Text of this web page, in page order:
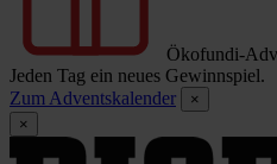
Ökofundi-
Jeden Tag ein neues Gewinnspiel.
Zum Adventskalender
×
×